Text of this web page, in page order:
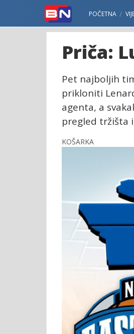
POČETNA
Priča:
Pet najboljih
prikloniti
agenta, a
pregled tržišta
KOŠARKA